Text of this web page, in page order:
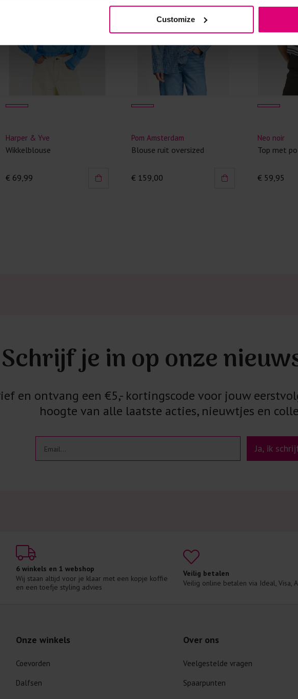
Customize
Strijkijzer/
niet
Twijfels?
Harper & Yve
Wikkelblouse
€ 69,99
Pom Amsterdam
Blouse ruit oversized
€ 159,00
Neo noir
Top met
€ 59,95
Schrijf je in op onze
en ontvang een €5,- kortingscode voor jouw
hoogte van alle laatste acties, nieuwtjes en
Ja, ik
6 winkels en 1 webshop
Wij staan altijd voor je klaar met een kopje koffie
en een toefje styling advies
Veilig betalen
Veilig online betalen via Ideal, Visa,
Onze winkels
Coevorden
Dalfsen
Over ons
Veelgestelde vragen
Spaarpunten